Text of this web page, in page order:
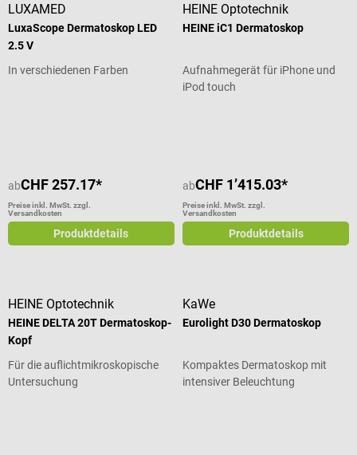
LUXAMED
LuxaScope Dermatoskop LED
2.5 V
In verschiedenen Farben
abCHF 257.17*
Preise inkl. MwSt. zzgl.
Versandkosten
Produktdetails
HEINE Optotechnik
HEINE iC1 Dermatoskop
Aufnahmegerät für iPhone und
iPod touch
abCHF 1’415.03*
Preise inkl. MwSt. zzgl.
Versandkosten
Produktdetails
HEINE Optotechnik
HEINE DELTA 20T Dermatoskop-
Kopf
Für die auflichtmikroskopische
Untersuchung
KaWe
Eurolight D30 Dermatoskop
Kompaktes Dermatoskop mit
intensiver Beleuchtung